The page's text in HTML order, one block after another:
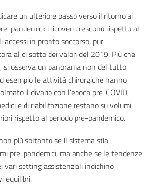
un ulteriore passo verso il ritorno ai
pandemici: i ricoveri crescono rispetto al
accessi in pronto soccorso, pur
al di sotto dei valori del 2019. Più che
si osserva un panorama non del tutto
esempio le attività chirurgiche hanno
il divario con l’epoca pre-COVID,
e di riabilitazione restano su volumi
rispetto al periodo pre-pandemico.
più soltanto se il sistema stia
pre-pandemici, ma anche se le tendenze
vari setting assistenziali indichino
equilibri.